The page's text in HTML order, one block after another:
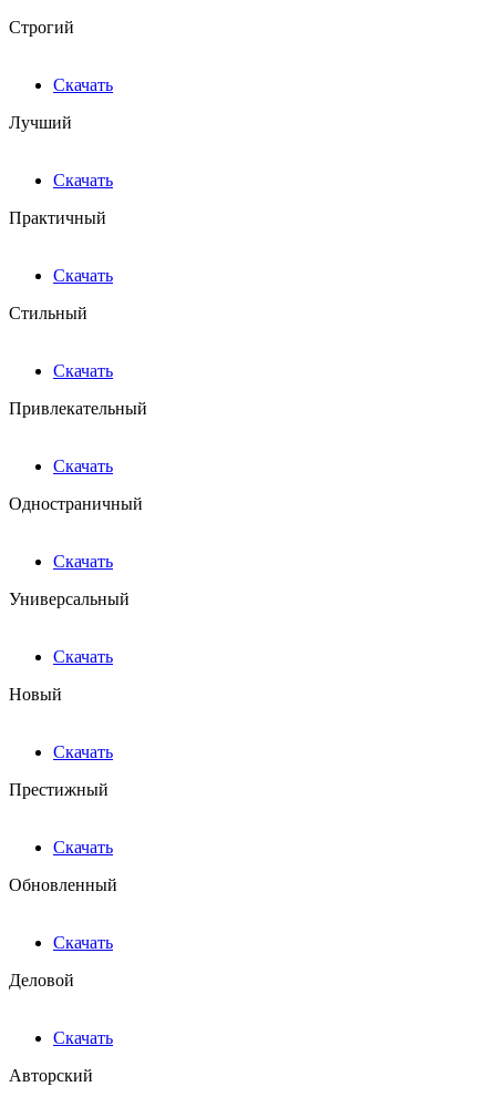
Строгий
Скачать
Лучший
Скачать
Практичный
Скачать
Стильный
Скачать
Привлекательный
Скачать
Одностраничный
Скачать
Универсальный
Скачать
Новый
Скачать
Престижный
Скачать
Обновленный
Скачать
Деловой
Скачать
Авторский